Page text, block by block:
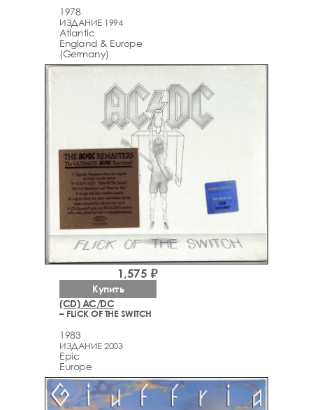
1978
ИЗДАНИЕ 1994
Atlantic
England & Europe
(Germany)
(CD) AC/DC
– FLICK OF THE SWITCH
1983
ИЗДАНИЕ 2003
Epic
Europe
1,575 ₽
Купить